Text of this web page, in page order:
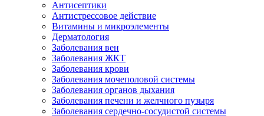
Антисептики
Антистрессовое действие
Витамины и микроэлементы
Дерматология
Заболевания вен
Заболевания ЖКТ
Заболевания крови
Заболевания мочеполовой системы
Заболевания органов дыхания
Заболевания печени и желчного пузыря
Заболевания сердечно-сосудистой системы